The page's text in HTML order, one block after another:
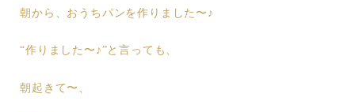
朝から、おうちパンを作りました〜♪
“作りました〜♪”と言っても、
朝起きて〜、